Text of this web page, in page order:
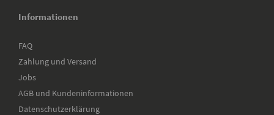
Informationen
FAQ
Zahlung und Versand
Jobs
AGB und Kundeninformationen
Datenschutzerklärung